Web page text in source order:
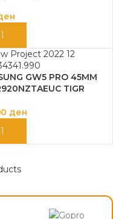
ВО КОШНИЦА
GW5 PRO 45MM
TIGR
ден
ВО КОШНИЦА